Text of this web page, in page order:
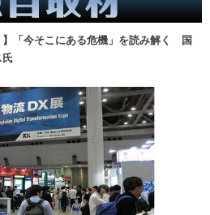
】「今そこにある危機」を読み解く 国
氏